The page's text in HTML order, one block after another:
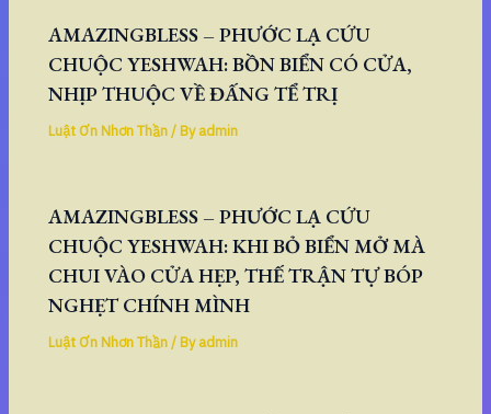
AMAZINGBLESS – PHƯỚC LẠ CỨU
CHUỘC YESHWAH: BỒN BIỂN CÓ CỬA,
NHỊP THUỘC VỀ ĐẤNG TỂ TRỊ
Luật Ơn Nhơn Thần/ Byadmin
AMAZINGBLESS – PHƯỚC LẠ CỨU
CHUỘC YESHWAH: KHI BỎ BIỂN MỞ MÀ
CHUI VÀO CỬA HẸP, THẾ TRẬN TỰ BÓP
NGHẸT CHÍNH MÌNH
Luật Ơn Nhơn Thần/ Byadmin